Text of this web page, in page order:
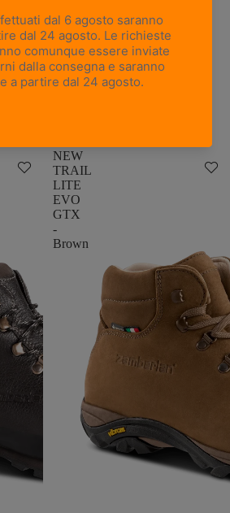
/
a
18 recensioni
NEW TRAIL LITE GTX -
Marrone Nocciola
Pelle pieno fiore con trattamento
Hydrobloc®
NEW
TRAIL
LITE
EVO
GTX
-
Brown